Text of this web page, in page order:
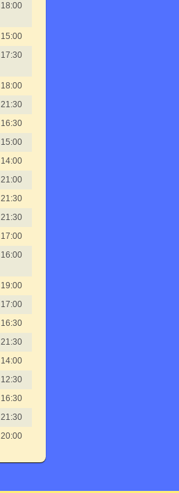
18:00
15:00
17:30
18:00
21:30
16:30
15:00
14:00
21:00
21:30
21:30
17:00
16:00
19:00
17:00
16:30
21:30
14:00
12:30
16:30
21:30
20:00